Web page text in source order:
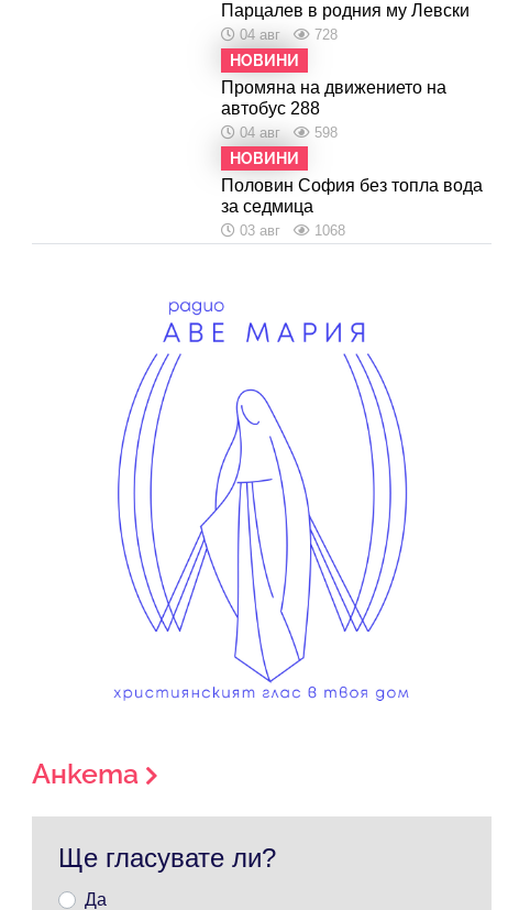
Парцалев в родния му Левски
04 авг 728
НОВИНИ
Промяна на движението на
автобус 288
04 авг 598
НОВИНИ
Половин София без топла вода
за седмица
03 авг 1068
Анкета
Ще гласувате ли?
Да